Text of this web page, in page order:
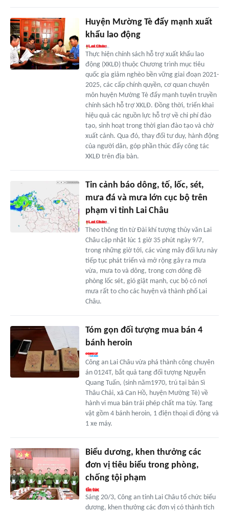
Huyện Mường Tè đẩy mạnh xuất
khẩu lao động
Thực hiện chính sách hỗ trợ xuất khẩu lao
động (XKLĐ) thuộc Chương trình mục tiêu
quốc gia giảm nghèo bền vững giai đoạn 2021-
2025, các cấp chính quyền, cơ quan chuyên
môn huyện Mường Tè đẩy mạnh tuyên truyền
chính sách hỗ trợ XKLĐ. Đồng thời, triển khai
hiệu quả các nguồn lực hỗ trợ về chi phí đào
tạo, sinh hoạt trong thời gian đào tạo và chờ
xuất cảnh. Qua đó, thay đổi tư duy, hành động
của người dân, góp phần thúc đẩy công tác
XKLĐ trên địa bàn.
Tin cảnh báo dông, tố, lốc, sét,
mưa đá và mưa lớn cục bộ trên
phạm vi tỉnh Lai Châu
Theo thông tin từ Đài khí tượng thủy văn Lai
Châu cập nhật lúc 1 giờ 35 phút ngày 9/7,
trong những giờ tới, các vùng mây đối lưu này
tiếp tục phát triển và mở rộng gây ra mưa
vừa, mưa to và dông, trong cơn dông đề
phòng lốc sét, gió giật mạnh, cục bộ có nơi
mưa rất to cho các huyện và thành phố Lai
Châu.
Tóm gọn đối tượng mua bán 4
bánh heroin
Công an Lai Châu vừa phá thành công chuyên
án 0124T, bắt quả tang đối tượng Nguyễn
Quang Tuấn, (sinh năm1970, trú tại bản Sì
Thâu Chải, xã Can Hồ, huyện Mường Tè) về
hành vi mua bán trái phép chất ma túy. Tang
vật gồm 4 bánh heroin, 1 điện thoại di động và
1 xe máy.
Biểu dương, khen thưởng các
đơn vị tiêu biểu trong phòng,
chống tội phạm
Sáng 20/3, Công an tỉnh Lai Châu tổ chức biểu
dương, khen thưởng các đơn vị có thành tích